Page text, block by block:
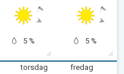
5 % 5 %
torsdag
fredag